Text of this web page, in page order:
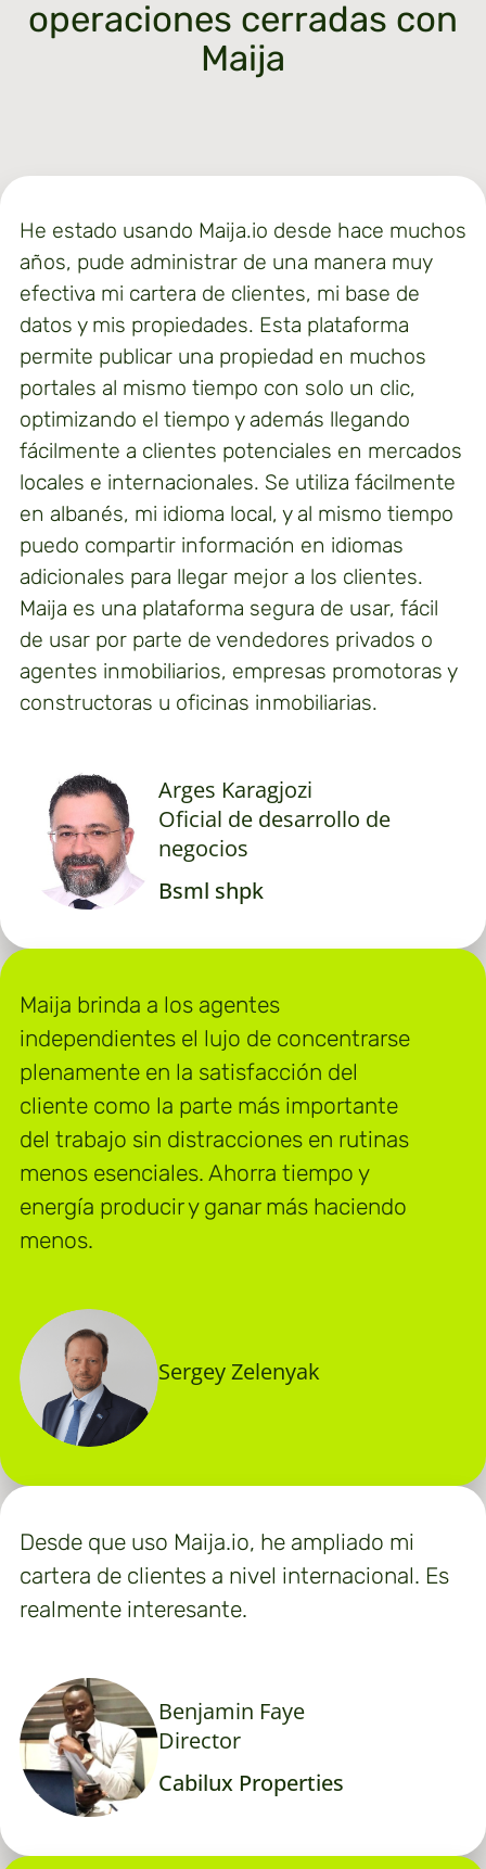
operaciones cerradas con
Maija
He estado usando Maija.io desde hace muchos
años, pude administrar de una manera muy
efectiva mi cartera de clientes, mi base de
datos y mis propiedades. Esta plataforma
permite publicar una propiedad en muchos
portales al mismo tiempo con solo un clic,
optimizando el tiempo y además llegando
fácilmente a clientes potenciales en mercados
locales e internacionales. Se utiliza fácilmente
en albanés, mi idioma local, y al mismo tiempo
puedo compartir información en idiomas
adicionales para llegar mejor a los clientes.
Maija es una plataforma segura de usar, fácil
de usar por parte de vendedores privados o
agentes inmobiliarios, empresas promotoras y
constructoras u oficinas inmobiliarias.
Arges Karagjozi
Oficial de desarrollo de
negocios
Bsml shpk
Maija brinda a los agentes
independientes el lujo de concentrarse
plenamente en la satisfacción del
cliente como la parte más importante
del trabajo sin distracciones en rutinas
menos esenciales. Ahorra tiempo y
energía producir y ganar más haciendo
menos.
Sergey Zelenyak
Desde que uso Maija.io, he ampliado mi
cartera de clientes a nivel internacional. Es
realmente interesante.
Benjamin Faye
Director
Cabilux Properties